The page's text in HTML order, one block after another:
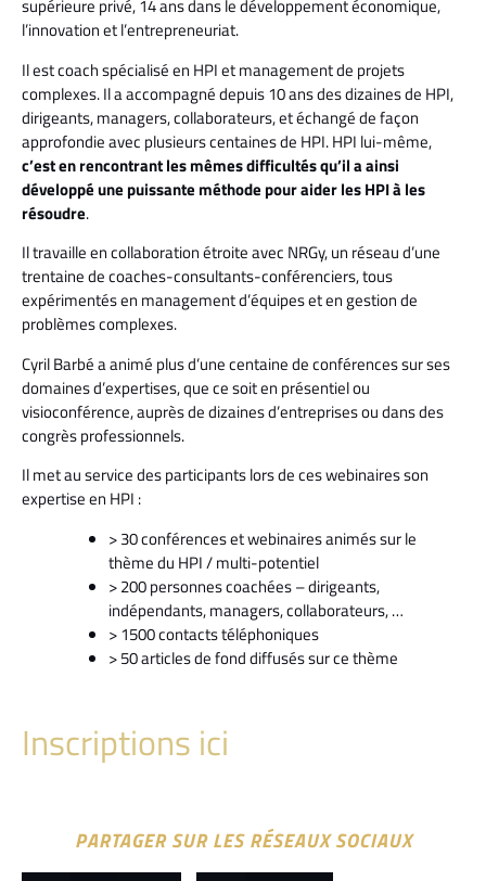
supérieure privé, 14 ans dans le développement économique,
l’innovation et l’entrepreneuriat.
Il est coach spécialisé en HPI et management de projets
complexes. Il a accompagné depuis 10 ans des dizaines de HPI,
dirigeants, managers, collaborateurs, et échangé de façon
approfondie avec plusieurs centaines de HPI. HPI lui-même,
c’est en rencontrant les mêmes difficultés qu’il a ainsi
développé une puissante méthode pour aider les HPI à les
résoudre.
Il travaille en collaboration étroite avec NRGy, un réseau d’une
trentaine de coaches-consultants-conférenciers, tous
expérimentés en management d’équipes et en gestion de
problèmes complexes.
Cyril Barbé a animé plus d’une centaine de conférences sur ses
domaines d’expertises, que ce soit en présentiel ou
visioconférence, auprès de dizaines d’entreprises ou dans des
congrès professionnels.
Il met au service des participants lors de ces webinaires son
expertise en HPI :
> 30 conférences et webinaires animés sur le
thème du HPI / multi-potentiel
> 200 personnes coachées – dirigeants,
indépendants, managers, collaborateurs, …
> 1500 contacts téléphoniques
> 50 articles de fond diffusés sur ce thème
Inscriptions ici
PARTAGER SUR LES RÉSEAUX SOCIAUX